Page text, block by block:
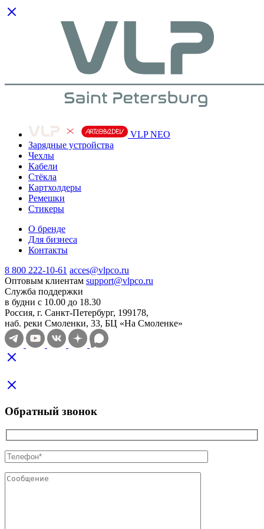
VLP NEO
Зарядные устройства
Чехлы
Кабели
Cтёкла
Картхолдеры
Ремешки
Стикеры
О бренде
Для бизнеса
Контакты
8 800 222-10-61 acces@vlpco.ru
Оптовым клиентам support@vlpco.ru
Служба поддержки
в будни с 10.00 до 18.30
Россия, г. Санкт-Петербург, 199178,
наб. реки Смоленки, 33, БЦ «На Смоленке»
Обратный звонок